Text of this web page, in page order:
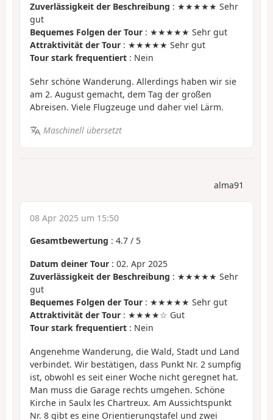
Zuverlässigkeit der Beschreibung : ★★★★★ Sehr
gut
Bequemes Folgen der Tour : ★★★★★ Sehr gut
Attraktivität der Tour : ★★★★★ Sehr gut
Tour stark frequentiert : Nein
Sehr schöne Wanderung. Allerdings haben wir sie
am 2. August gemacht, dem Tag der großen
Abreisen. Viele Flugzeuge und daher viel Lärm.
Maschinell übersetzt
alma91
08 Apr 2025 um 15:50
Gesamtbewertung : 4.7 / 5
Datum deiner Tour : 02. Apr 2025
Zuverlässigkeit der Beschreibung : ★★★★★ Sehr
gut
Bequemes Folgen der Tour : ★★★★★ Sehr gut
Attraktivität der Tour : ★★★★☆ Gut
Tour stark frequentiert : Nein
Angenehme Wanderung, die Wald, Stadt und Land
verbindet. Wir bestätigen, dass Punkt Nr. 2 sumpfig
ist, obwohl es seit einer Woche nicht geregnet hat.
Man muss die Garage rechts umgehen. Schöne
Kirche in Saulx les Chartreux. Am Aussichtspunkt
Nr. 8 gibt es eine Orientierungstafel und zwei